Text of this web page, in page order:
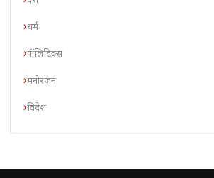
धर्म
पॉलिटिक्स
मनोरंजन
विदेश